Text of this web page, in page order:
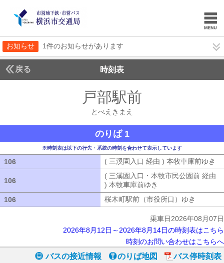
お知らせ 1件のお知らせがあります
戻る 時刻表
戸部駅前
とべえきまえ
のりば 1
※時刻表は以下の行先・系統の時刻を合わせて表示しています
106 ( 三溪園入口 経由 ) 本牧車庫前ゆき
106
( 三溪園入口・本牧市民公園前 経由
) 本牧車庫前ゆき
106
桜木町駅前（市役所口）ゆき
乗車日2026年08月07日
2026年8月12日～2026年8月14日の時刻表はこちら
時刻のお問い合わせはこちらへ
バスの接近情報 のりば地図
バス停時刻表